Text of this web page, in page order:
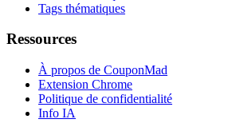
Tags thématiques
Ressources
À propos de CouponMad
Extension Chrome
Politique de confidentialité
Info IA